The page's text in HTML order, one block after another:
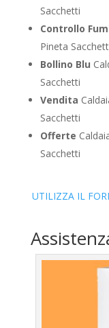
Sacchetti
Controllo
Pineta
Bollino Blu
Sacchetti
Vendita
Sacchetti
Offerte
Sacchetti
UTILIZZA IL